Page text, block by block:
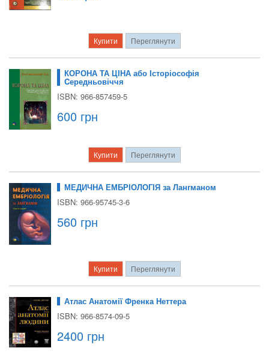
Купити Переглянути
КОРОНА ТА ЦІНА або Історіософія
Cередньовіччя
ISBN: 966-857459-5
600 грн
Купити Переглянути
МЕДИЧНА ЕМБРІОЛОГІЯ за Лангманом
ISBN: 966-95745-3-6
560 грн
Купити Переглянути
Атлас Анатомії Френка Неттера
ISBN: 966-8574-09-5
2400 грн